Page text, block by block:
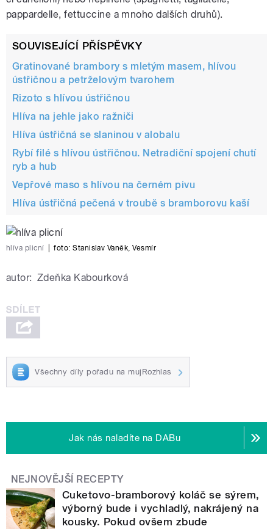
pappardelle, fettuccine a mnoho dalších druhů).
SOUVISEJÍCÍ PŘÍSPĚVKY
Gratinované brambory s mletým masem, hlívou
ústřičnou a petrželovým tvarohem
Rizoto s hlívou ústřičnou
Hlíva na jehle jako ražniči
Hlíva ústřičná se slaninou v alobalu
Rybí filé s hlívou ústřičnou. Netradiční spojení chutí
ryb a hub
Vepřové maso s hlívou na černém pivu
Hlíva ústřičná pečená v troubě s bramborovu kaší
hlíva plicní foto: Stanislav Vaněk, Vesmír
autor: Zdeňka Kabourková
Všechny díly pořadu na mujRozhlas
Jak nás naladíte na DABu
NEJNOVĚJŠÍ RECEPTY
Cuketovo-bramborový koláč se sýrem,
výborný bude i vychladlý, nakrájený na
kousky. Pokud ovšem zbude